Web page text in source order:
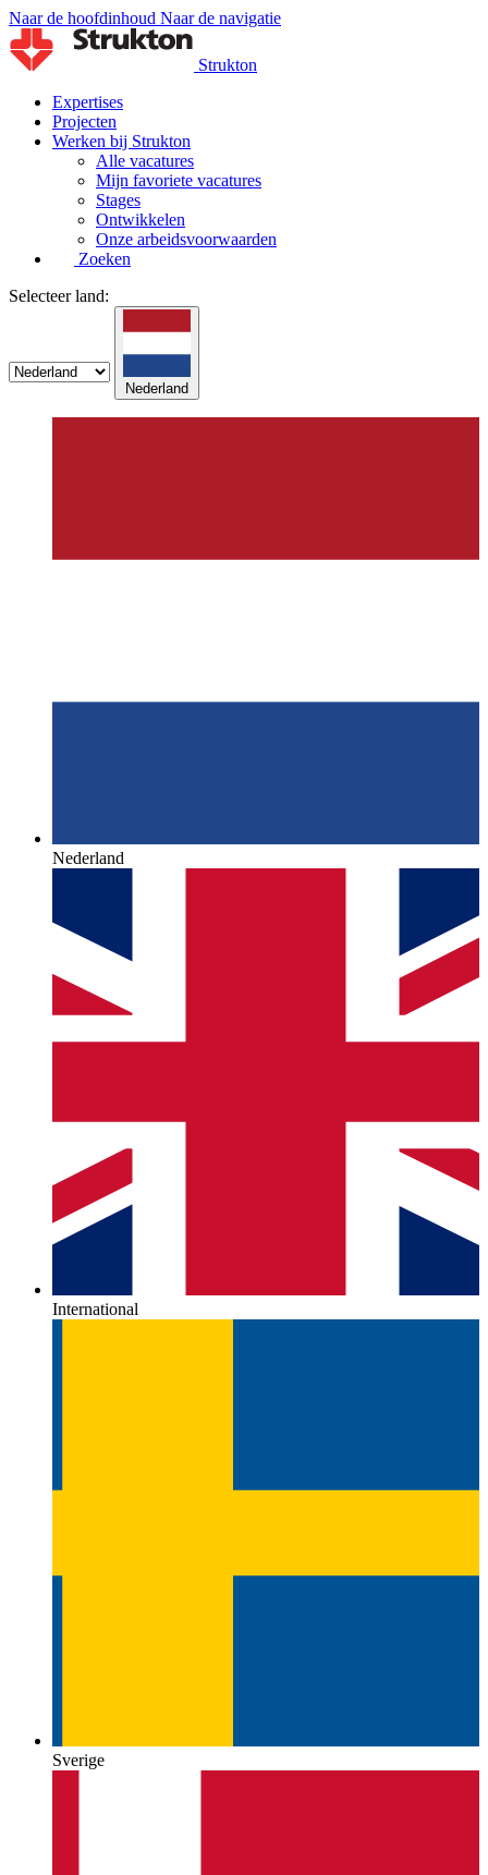
Naar de hoofdinhoud Naar de navigatie
Strukton
Expertises
Projecten
Werken bij Strukton
Alle vacatures
Mijn favoriete vacatures
Stages
Ontwikkelen
Onze arbeidsvoorwaarden
Zoeken
Selecteer land:
Nederland
Nederland
International
Sverige